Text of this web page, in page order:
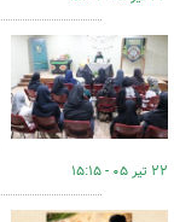
۲۲ تیر ۰۵ - ۱۵:۱۵